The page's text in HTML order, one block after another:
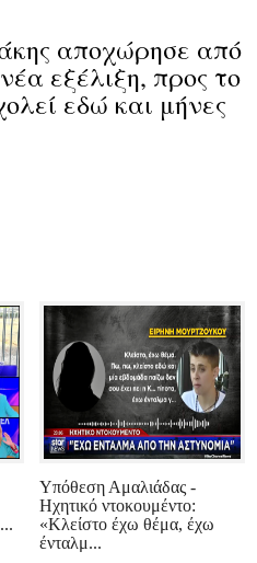
αποχώρησε από
εξέλιξη, προς το
εδώ και μήνες
Υπόθεση Αμαλιάδας -
Ηχητικό ντοκουμέντο:
«Κλείστο έχω θέμα, έχω
ένταλμ...